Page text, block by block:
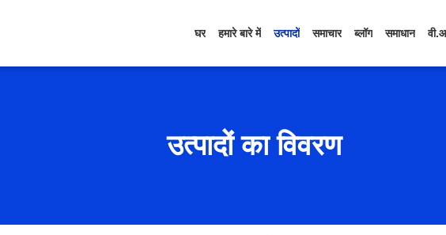
घर हमारे बारे में उत्पादों समाचार ब्लॉग समाधान
उत्पादों का विवरण